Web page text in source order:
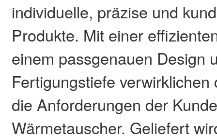
individuelle, präzise und
Produkte. Mit einer
einem passgenauen Design
Fertigungstiefe
die Anforderungen der
Wärmetauscher. Geliefert